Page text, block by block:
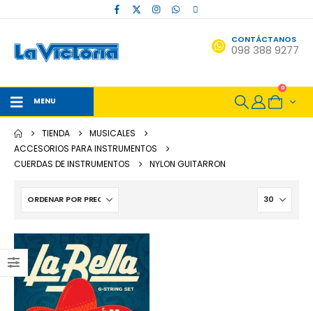
CONTÁCTANOS
098 388 9277
MENU
0
TIENDA
MUSICALES
ACCESORIOS PARA INSTRUMENTOS
CUERDAS DE INSTRUMENTOS
NYLON GUITARRON